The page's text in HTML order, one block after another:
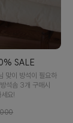
SALE
맞이 방석이 필요하
석솜 3개 구매시
요!